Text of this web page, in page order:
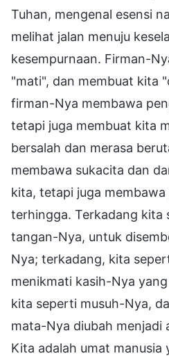
Tuhan, mengenal esensi
melihat jalan menuju
kesempurnaan. Firman-
"mati", dan membuat kita
firman-Nya membawa
tetapi juga membuat kita
bersalah dan merasa
membawa sukacita dan
kita, tetapi juga
terhingga. Terkadang kita
tangan-Nya, untuk
Nya; terkadang, kita
menikmati kasih-Nya
kita seperti musuh-Nya,
mata-Nya diubah menjadi
Kita adalah umat manusia